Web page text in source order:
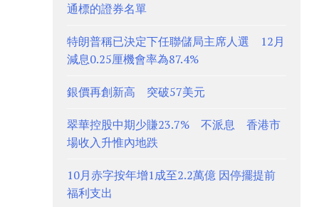
通標的證券名單
特朗普稱已決定下任聯儲局主席人選 12月
減息0.25厘機會率為87.4%
銀價再創新高 突破57美元
翠華控股中期少賺23.7% 不派息 香港市
場收入升惟內地跌
10月赤字按年增1成至2.2萬億 因停擺提前
福利支出